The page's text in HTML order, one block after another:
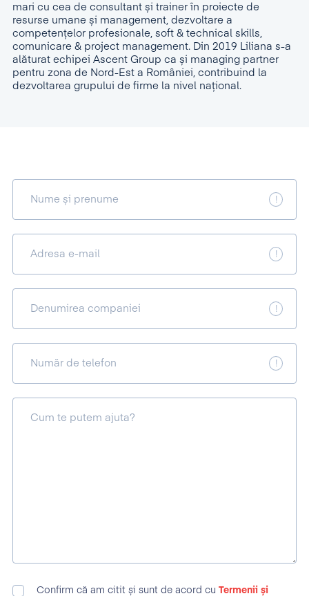
mari cu cea de consultant și trainer în proiecte de
resurse umane și management, dezvoltare a
competențelor profesionale, soft & technical skills,
comunicare & project management. Din 2019 Liliana s-a
alăturat echipei Ascent Group ca și managing partner
pentru zona de Nord-Est a României, contribuind la
dezvoltarea grupului de firme la nivel național.
Nume și prenume
Adresa e-mail
Denumirea companiei
Număr de telefon
Cum te putem ajuta?
Confirm că am citit și sunt de acord cu Termenii și